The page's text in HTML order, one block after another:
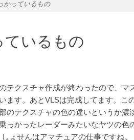
かっているもの
ているもの
テクスチャ作成が終わったので、マ
ます。あとVLSは完成してます。こ
のテクスチャの色の違いというか
っかったレーダーみたいなヤツの
ょせんはアマチュアの仕事ですね。